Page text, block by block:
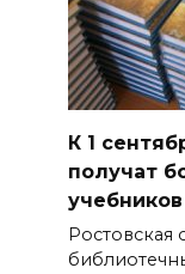
К 1
получат
учебников
Ростовская